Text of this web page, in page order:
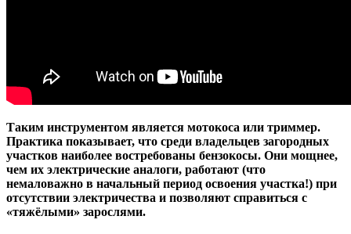
Таким инструментом является мотокоса или триммер.
Практика показывает, что среди владельцев загородных
участков наиболее востребованы бензокосы. Они мощнее,
чем их электрические аналоги, работают (что
немаловажно в начальный период освоения участка!) при
отсутствии электричества и позволяют справиться с
«тяжёлыми» зарослями.